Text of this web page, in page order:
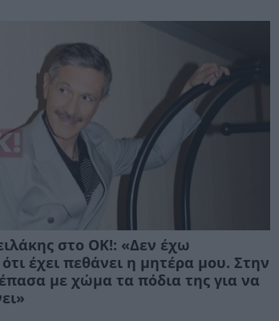
στο ΟΚ!: «Δεν έχω
έχει πεθάνει η μητέρα μου. Στην
με χώμα τα πόδια της για να